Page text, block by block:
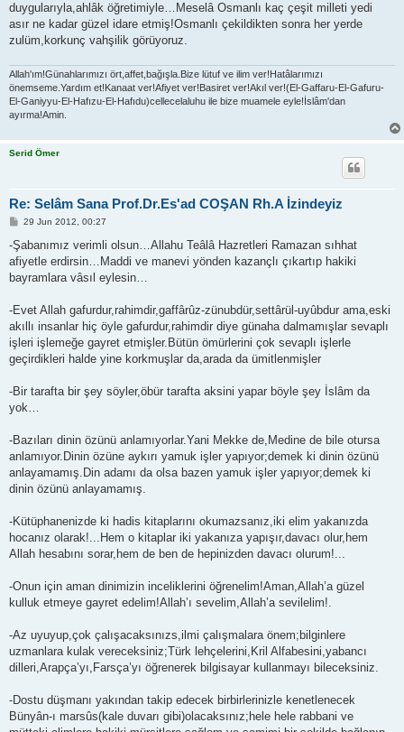
duygularıyla,ahlâk öğretimiyle…Meselâ Osmanlı kaç çeşit milleti yedi
asır ne kadar güzel idare etmiş!Osmanlı çekildikten sonra her yerde
zulüm,korkunç vahşilik görüyoruz.
Allah'ım!Günahlarımızı ört,affet,bağışla.Bize lütuf ve ilim ver!Hatâlarımızı
önemseme.Yardım et!Kanaat ver!Afiyet ver!Basiret ver!Akıl ver!(El-Gaffaru-El-Gafuru-
El-Ganiyyu-El-Hafızu-El-Hafıdu)cellecelaluhu ile bize muamele eyle!İslâm'dan
ayırma!Amin.
Serid Ömer
Re: Selâm Sana Prof.Dr.Es'ad COŞAN Rh.A İzindeyiz
P
s
29 Jun 2012, 00:27
-Şabanımız verimli olsun…Allahu Teâlâ Hazretleri Ramazan sıhhat
afiyetle erdirsin…Maddi ve manevi yönden kazançlı çıkartıp hakiki
bayramlara vâsıl eylesin…
-Evet Allah gafurdur,rahimdir,gaffârûz-zünubdür,settârül-uyûbdur ama,eski
akıllı insanlar hiç öyle gafurdur,rahimdir diye günaha dalmamışlar sevaplı
işleri işlemeğe gayret etmişler.Bütün ömürlerini çok sevaplı işlerle
geçirdikleri halde yine korkmuşlar da,arada da ümitlenmişler
-Bir tarafta bir şey söyler,öbür tarafta aksini yapar böyle şey İslâm da
yok…
-Bazıları dinin özünü anlamıyorlar.Yani Mekke de,Medine de bile otursa
anlamıyor.Dinin özüne aykırı yamuk işler yapıyor;demek ki dinin özünü
anlayamamış.Din adamı da olsa bazen yamuk işler yapıyor;demek ki
dinin özünü anlayamamış.
-Kütüphanenizde ki hadis kitaplarını okumazsanız,iki elim yakanızda
hocanız olarak!...Hem o kitaplar iki yakanıza yapışır,davacı olur,hem
Allah hesabını sorar,hem de ben de hepinizden davacı olurum!...
-Onun için aman dinimizin inceliklerini öğrenelim!Aman,Allah’a güzel
kulluk etmeye gayret edelim!Allah’ı sevelim,Allah’a sevilelim!.
-Az uyuyup,çok çalışacaksınızs,ilmi çalışmalara önem;bilginlere
uzmanlara kulak vereceksiniz;Türk lehçelerini,Kril Alfabesini,yabancı
dilleri,Arapça’yı,Farsça’yı öğrenerek bilgisayar kullanmayı bileceksiniz.
-Dostu düşmanı yakından takip edecek birbirlerinizle kenetlenecek
Bünyân-ı marsûs(kale duvarı gibi)olacaksınız;hele hele rabbani ve